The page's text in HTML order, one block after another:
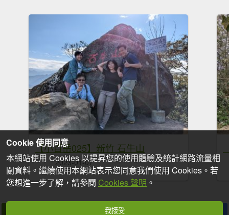
【小百岳025】新竹 石牛山
2023-01-07
Cookie 使用同意
本網站使用 Cookies 以提昇您的使用體驗及統計網路流量相
關資料。繼續使用本網站表示您同意我們使用 Cookies。若
您想進一步了解，請參閱 Cookies 聲明 。
我接受